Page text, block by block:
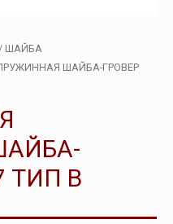
/ ШАЙБА
ШАЙБА-ГРОВЕР
ТИП B